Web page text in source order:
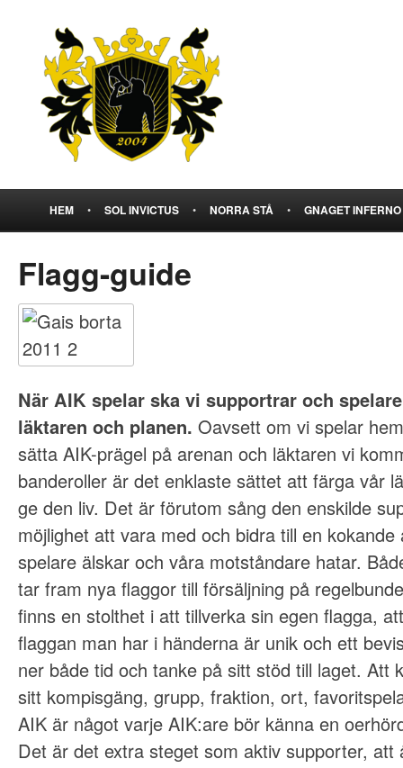
HEM • SOL INVICTUS • NORRA STÅ • GNAGET INFERNO
Flagg-guide
När AIK spelar ska vi supportrar och
läktaren och planen. Oavsett om vi spelar
sätta AIK-prägel på arenan och läktaren vi
banderoller är det enklaste sättet att färga vår
ge den liv. Det är förutom sång den enskilde
möjlighet att vara med och bidra till en
spelare älskar och våra motståndare hatar.
tar fram nya flaggor till försäljning på
finns en stolthet i att tillverka sin egen flagga,
flaggan man har i händerna är unik och ett
ner både tid och tanke på sitt stöd till laget. Att
sitt kompisgäng, grupp, fraktion, ort,
AIK är något varje AIK:are bör känna en
Det är det extra steget som aktiv supporter, att